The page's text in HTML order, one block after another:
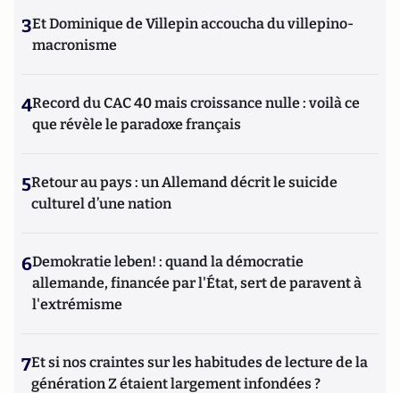
3Et Dominique de Villepin accoucha du villepino-
macronisme
4Record du CAC 40 mais croissance nulle : voilà ce
que révèle le paradoxe français
5Retour au pays : un Allemand décrit le suicide
culturel d’une nation
6Demokratie leben! : quand la démocratie
allemande, financée par l'État, sert de paravent à
l'extrémisme
7Et si nos craintes sur les habitudes de lecture de la
génération Z étaient largement infondées ?